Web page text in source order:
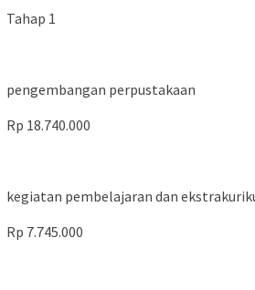
Tahap 1
pengembangan perpustakaan
Rp 18.740.000
kegiatan pembelajaran dan
Rp 7.745.000